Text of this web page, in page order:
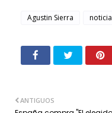
Agustin Sierra
ANTIGUOS